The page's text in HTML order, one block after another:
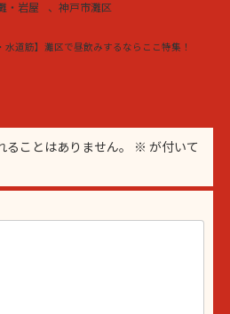
・岩屋 、 神戸市灘区
水道筋】灘区で昼飲みするならここ特集！
ことはありません。 ※ が付いて